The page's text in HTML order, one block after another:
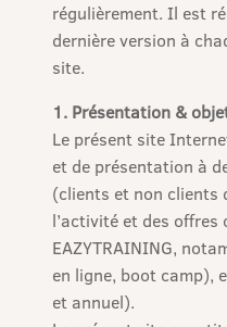
régulièrement. Il est
dernière version à
site.
1. Présentation &
Le présent site
et de présentation à
(clients et non clients
l’activité et des offres
EAZYTRAINING,
en ligne, boot camp),
et annuel).